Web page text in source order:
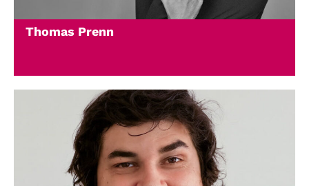
Thomas Prenn